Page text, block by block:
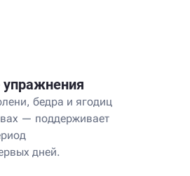
бедра и ягодиц
— поддерживает
дней.